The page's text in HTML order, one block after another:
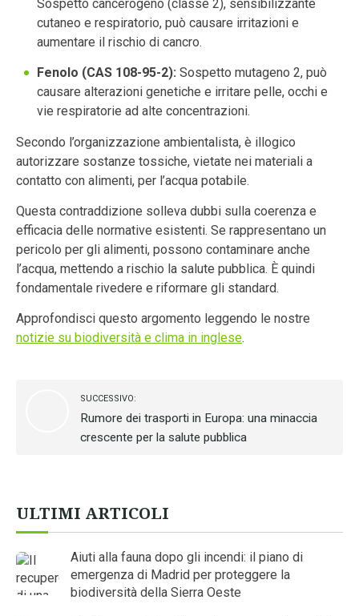
Sospetto cancerogeno (classe 2), sensibilizzante
cutaneo e respiratorio, può causare irritazioni e
aumentare il rischio di cancro.
Fenolo (CAS 108-95-2): Sospetto mutageno 2, può
causare alterazioni genetiche e irritare pelle, occhi e
vie respiratorie ad alte concentrazioni.
Secondo l’organizzazione ambientalista, è illogico
autorizzare sostanze tossiche, vietate nei materiali a
contatto con alimenti, per l’acqua potabile.
Questa contraddizione solleva dubbi sulla coerenza e
efficacia delle normative esistenti. Se rappresentano un
pericolo per gli alimenti, possono contaminare anche
l’acqua, mettendo a rischio la salute pubblica. È quindi
fondamentale rivedere e riformare gli standard.
Approfondisci questo argomento leggendo le nostre
notizie su biodiversità e clima in inglese.
SUCCESSIVO:
Rumore dei trasporti in Europa: una minaccia
crescente per la salute pubblica
ULTIMI ARTICOLI
Aiuti alla fauna dopo gli incendi: il piano di
emergenza di Madrid per proteggere la
biodiversità della Sierra Oeste